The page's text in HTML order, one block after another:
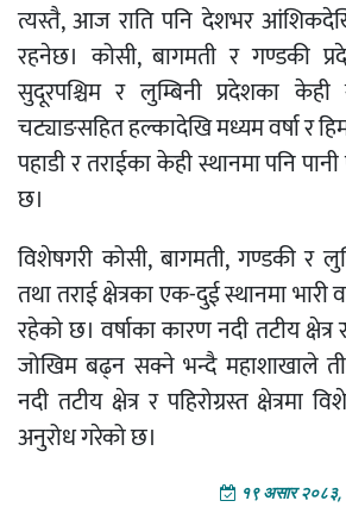
त्यस्तै, आज राति पनि देशभर
रहनेछ। कोसी, बागमती र गण्डकी
सुदूरपश्चिम र लुम्बिनी प्रदेशका
चट्याङसहित हल्कादेखि मध्यम वर्षा र
पहाडी र तराईका केही स्थानमा पनि
छ।
विशेषगरी कोसी, बागमती, गण्डकी र
तथा तराई क्षेत्रका एक-दुई स्थानमा भारी
रहेको छ। वर्षाका कारण नदी तटीय क्षेत्र
जोखिम बढ्न सक्ने भन्दै महाशाखाले ती
नदी तटीय क्षेत्र र पहिरोग्रस्त क्षेत्रमा
अनुरोध गरेको छ।
१९ असार २०८३,